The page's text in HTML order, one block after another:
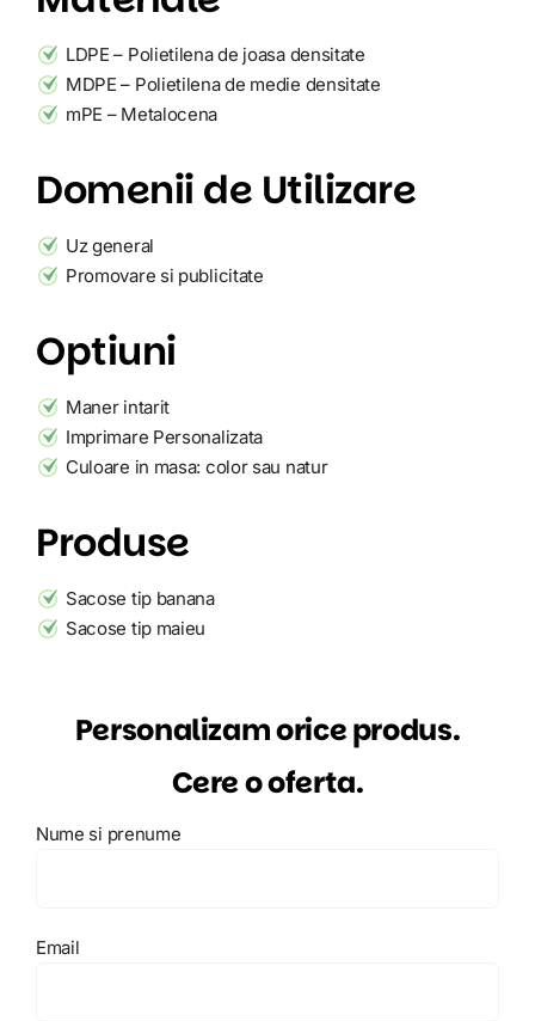
LDPE – Polietilena de joasa densitate
MDPE – Polietilena de medie densitate
mPE – Metalocena
Domenii de Utilizare
Uz general
Promovare si publicitate
Optiuni
Maner intarit
Imprimare Personalizata
Culoare in masa: color sau natur
Produse
Sacose tip banana
Sacose tip maieu
Personalizam orice produs.
Cere o oferta.
Nume si prenume
Email